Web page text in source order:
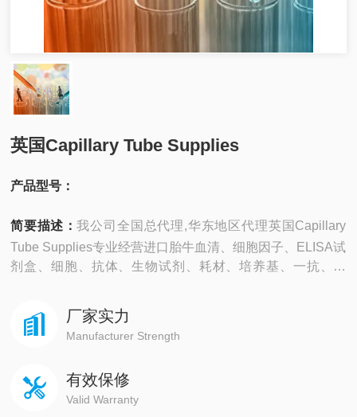
英国Capillary Tube Supplies
产品型号：
简要描述：我公司全国总代理,华东地区代理英国Capillary
Tube Supplies专业经营进口胎牛血清、细胞因子、ELISA试
剂盒、细胞、抗体、生物试剂、耗材、培养基、一抗、二
厂家实力
Manufacturer Strength
有效保修
Valid Warranty